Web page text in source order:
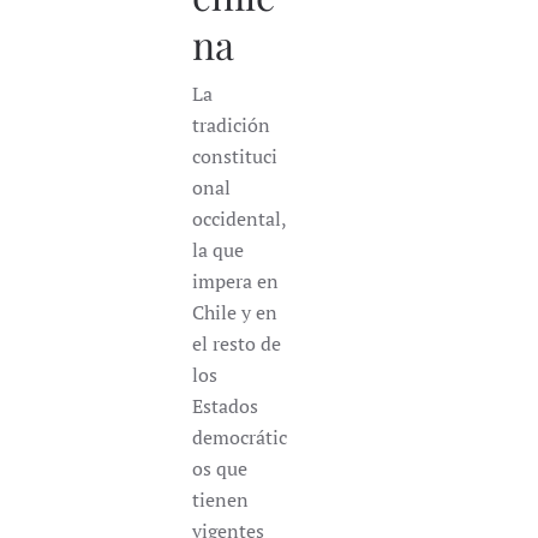
na
La
tradición
constituci
onal
occidental,
la que
impera en
Chile y en
el resto de
los
Estados
democrátic
os que
tienen
vigentes